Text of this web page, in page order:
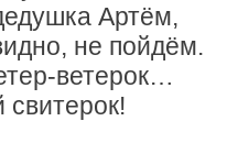
Артём,
не пойдём.
ветерок…